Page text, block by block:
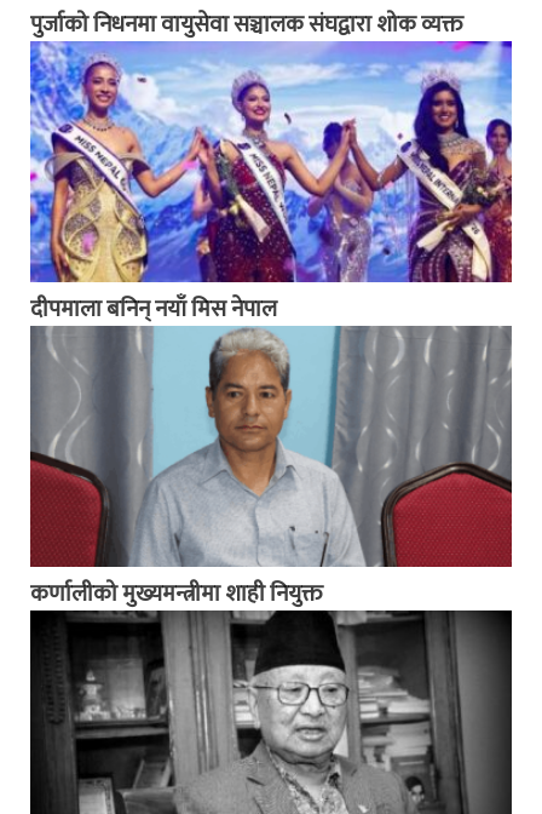
पुर्जाको निधनमा वायुसेवा सञ्चालक संघद्वारा शोक व्यक्त
दीपमाला बनिन् नयाँ मिस नेपाल
कर्णालीको मुख्यमन्त्रीमा शाही नियुक्त